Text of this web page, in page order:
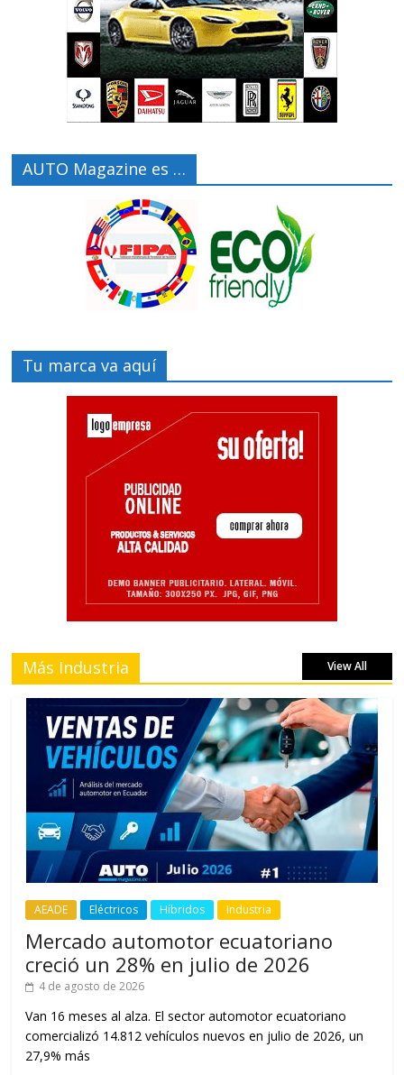
AUTO Magazine es …
Tu marca va aquí
Más Industria View All
AEADE Eléctricos Híbridos Industria
Mercado automotor ecuatoriano
creció un 28% en julio de 2026
4 de agosto de 2026
Van 16 meses al alza. El sector automotor ecuatoriano
comercializó 14.812 vehículos nuevos en julio de 2026, un
27,9% más